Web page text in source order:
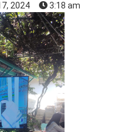
2024 3:18 am